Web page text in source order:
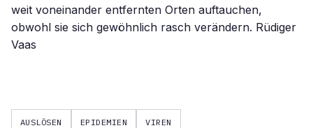
weit voneinander entfernten Orten auftauchen,
obwohl sie sich gewöhnlich rasch verändern. Rüdiger
Vaas
AUSLÖSEN EPIDEMIEN VIREN